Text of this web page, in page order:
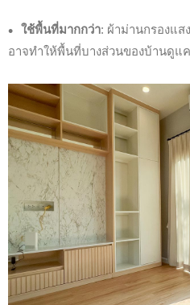
ใช้พื้นที่มากกว่า: ผ้าม่านกรองแส
อาจทำให้พื้นที่บางส่วนของบ้านดูแ